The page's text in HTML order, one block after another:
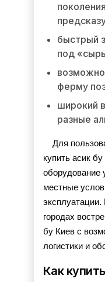
быстрый
под
ферму
широкий
разные
Для
купить асик
оборудование
местные
эксплуатации.
городах
бу Киев с
логистики и
Как